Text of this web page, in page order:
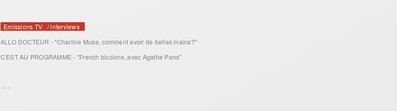
Emissions TV / interviews
ALLO DOCTEUR - "Charline Muse, comment avoir de belles mains?"
C'EST AU PROGRAMME - "French bicolore, avec Agathe Pons"
- - -